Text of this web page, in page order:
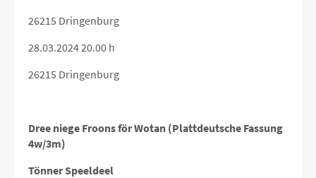
26215 Dringenburg
28.03.2024 20.00 h
26215 Dringenburg
Dree niege Froons för Wotan (Plattdeutsche Fassung
4w/3m)
Tönner Speeldeel